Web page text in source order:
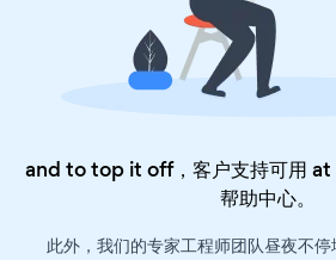
and to top it off，客户支持可用
帮助中心。
此外，我们的专家工程师团队昼夜不